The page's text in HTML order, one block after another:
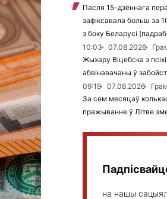
Пасля 15-дзённага
зафіксавала больш за
з боку Беларусі
10:03
07.08.2026
Жыхару Віцебска з
абвінавачаны ў
09:19
07.08.2026
За сем месяцаў
пражыванне ў Літве
на нашы